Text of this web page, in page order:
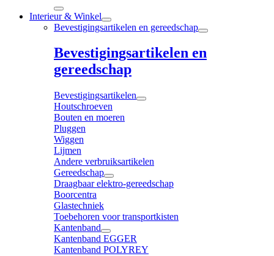
Interieur & Winkel
Bevestigingsartikelen en gereedschap
Bevestigingsartikelen en
gereedschap
Bevestigingsartikelen
Houtschroeven
Bouten en moeren
Pluggen
Wiggen
Lijmen
Andere verbruiksartikelen
Gereedschap
Draagbaar elektro-gereedschap
Boorcentra
Glastechniek
Toebehoren voor transportkisten
Kantenband
Kantenband EGGER
Kantenband POLYREY